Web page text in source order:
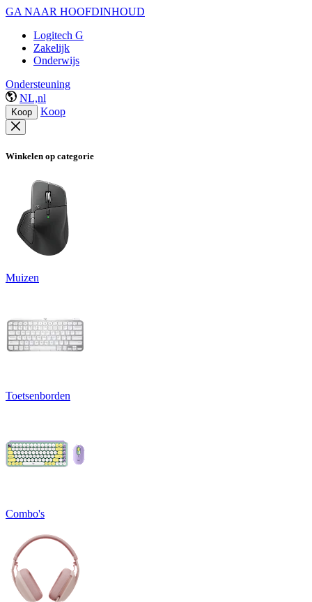
GA NAAR HOOFDINHOUD
Logitech G
Zakelijk
Onderwijs
Ondersteuning
NL,nl
Koop Koop
Winkelen op categorie
Muizen
Toetsenborden
Combo's